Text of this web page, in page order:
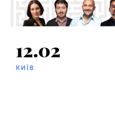
12.02
КИЇВ